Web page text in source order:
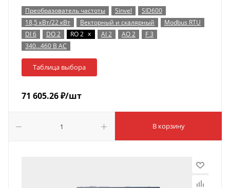
Преобразователь частоты Sinvel
SID600
18,5 кВт/22 кВт
Векторный и скалярный
Modbus RTU
DI 6
DO 2 RO 2 x AI 2 AO 2
F 3
340…460 В AC
Таблица выбора
71 605.26₽/шт
В корзину